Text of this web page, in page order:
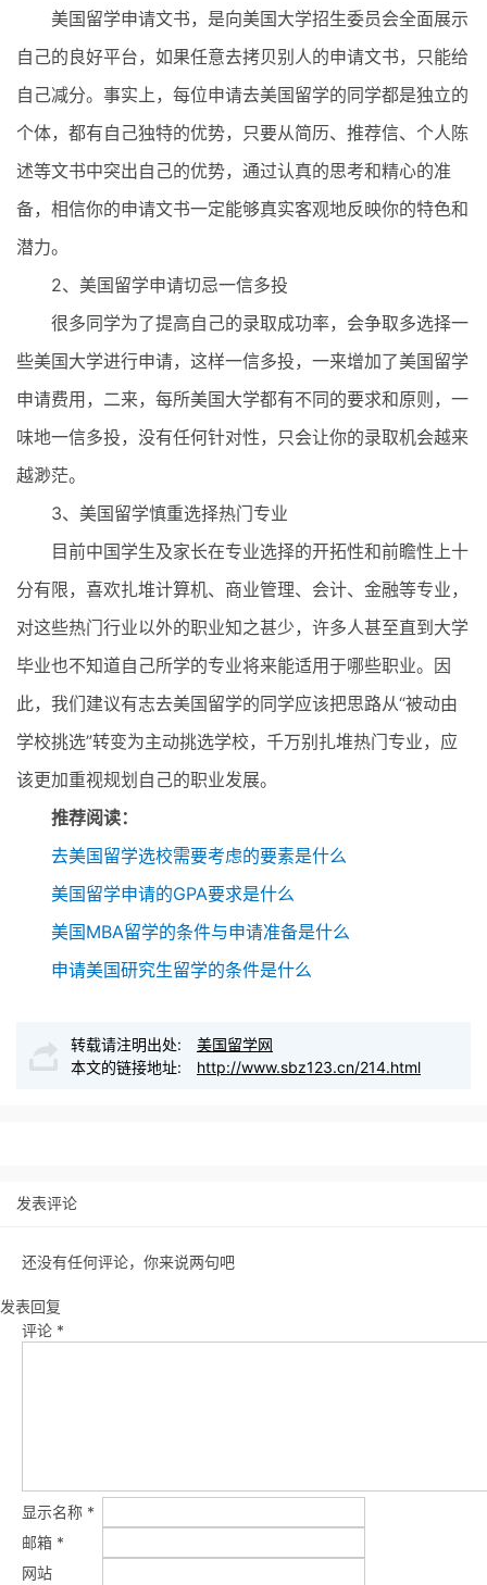
美国留学申请文书，是向美国大学招生委员会全面展示
自己的良好平台，如果任意去拷贝别人的申请文书，只能给
自己减分。事实上，每位申请去美国留学的同学都是独立的
个体，都有自己独特的优势，只要从简历、推荐信、个人陈
述等文书中突出自己的优势，通过认真的思考和精心的准
备，相信你的申请文书一定能够真实客观地反映你的特色和
潜力。
2、美国留学申请切忌一信多投
很多同学为了提高自己的录取成功率，会争取多选择一
些美国大学进行申请，这样一信多投，一来增加了美国留学
申请费用，二来，每所美国大学都有不同的要求和原则，一
味地一信多投，没有任何针对性，只会让你的录取机会越来
越渺茫。
3、美国留学慎重选择热门专业
目前中国学生及家长在专业选择的开拓性和前瞻性上十
分有限，喜欢扎堆计算机、商业管理、会计、金融等专业，
对这些热门行业以外的职业知之甚少，许多人甚至直到大学
毕业也不知道自己所学的专业将来能适用于哪些职业。因
此，我们建议有志去美国留学的同学应该把思路从“被动由
学校挑选”转变为主动挑选学校，千万别扎堆热门专业，应
该更加重视规划自己的职业发展。
推荐阅读：
去美国留学选校需要考虑的要素是什么
美国留学申请的GPA要求是什么
美国MBA留学的条件与申请准备是什么
申请美国研究生留学的条件是什么
转载请注明出处:
美国留学网
本文的链接地址:
http://www.sbz123.cn/214.html
发表评论
还没有任何评论，你来说两句吧
发表回复
评论 *
显示名称 *
邮箱 *
网站